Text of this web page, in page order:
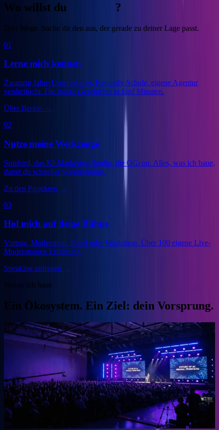
Wo willst du ?
Drei Wege. Suche dir den aus, der gerade zu deiner Lage passt.
01
Lerne mich kennen
Zwanzig Jahre Unternehmer, Kennedy-Schule, eigene Agentur
verdreifacht. Die ganze Geschichte in fünf Minuten.
Über Benno →
02
Nutze meine Werkzeuge
Snipbird, das KI-Marketing-Studio, die OGcon. Alles, was ich baue,
damit du schneller vorankommst.
Zu den Projekten →
03
Hol mich auf deine Bühne
Vortrag, Moderation, Panel oder Workshop. Über 100 eigene Live-
Moderationen Erfahrung.
Speaking anfragen →
Woran ich baue
Ein Ökosystem. Ein Ziel: dein Vorsprung.
Veranstalter
OGcon
Europas führender KI-Kongress für Unternehmer.
Die OGcon bringt die besten Köpfe zu KI und Marketing auf eine
Bühne. 15.000 Anmeldungen 2024, Gary Vaynerchuk als Gast in
den Jahren 2023 und 2024. Live kostenlos, Aufzeichnungen als
VIP-Ticket.